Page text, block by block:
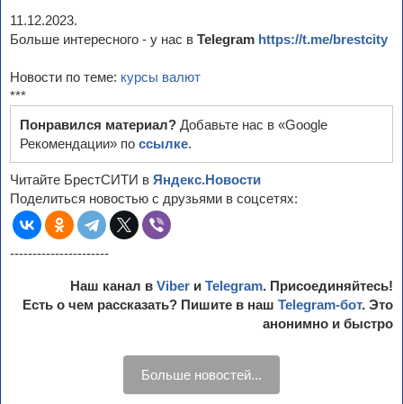
11.12.2023.
Больше интересного - у нас в Telegram https://t.me/brestcity
Новости по теме: курсы валют
***
Понравился материал? Добавьте нас в «Google
Рекомендации» по ссылке.
Читайте БрестСИТИ в Яндекс.Новости
Поделиться новостью с друзьями в соцсетях:
----------------------
Наш канал в Viber и Telegram. Присоединяйтесь!
Есть о чем рассказать? Пишите в наш Telegram-бот. Это
анонимно и быстро
Больше новостей...